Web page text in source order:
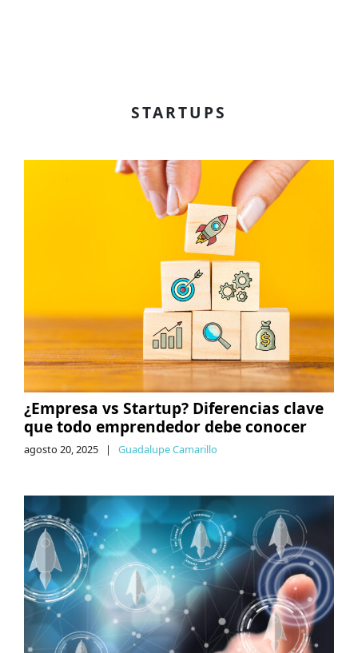
STARTUPS
¿Empresa vs Startup? Diferencias clave
que todo emprendedor debe conocer
agosto 20, 2025 | Guadalupe Camarillo